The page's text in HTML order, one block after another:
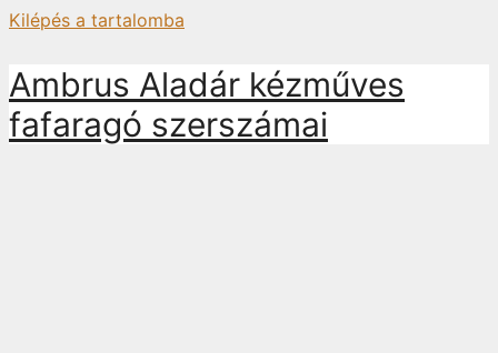
Kilépés a tartalomba
Ambrus Aladár kézműves
fafaragó szerszámai